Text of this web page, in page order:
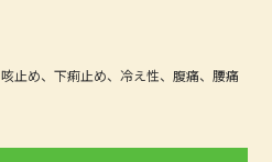
止め、下痢止め、冷え性、腹痛、腰痛